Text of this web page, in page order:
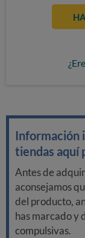
Información
tiendas aquí
Antes de
aconsejamos
del producto,
has marcado y
compulsivas.